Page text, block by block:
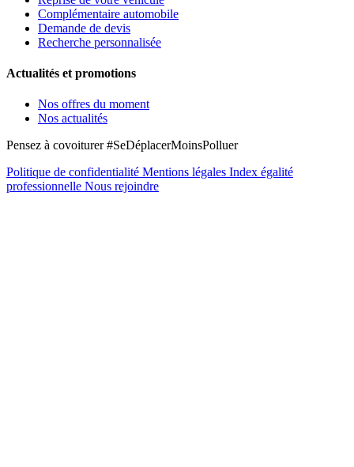
Complémentaire automobile
Demande de devis
Recherche personnalisée
Actualités et promotions
Nos offres du moment
Nos actualités
Pensez à covoiturer #SeDéplacerMoinsPolluer
Politique de confidentialité Mentions légales Index égalité
professionnelle Nous rejoindre